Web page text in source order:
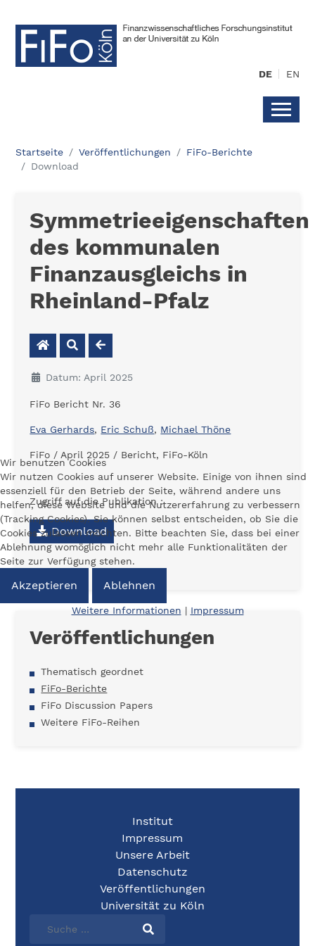
DE EN
Startseite Veröffentlichungen
FiFo-Berichte
Download
Symmetrieeigenschaften
des kommunalen
Finanzausgleichs in
Rheinland-Pfalz
Datum: April 2025
FiFo Bericht Nr. 36
Eva Gerhards, Eric Schuß, Michael Thöne
FiFo / April 2025 / Bericht, FiFo-Köln
Zugriff auf die Publikation :
Download
Veröffentlichungen
Thematisch geordnet
FiFo-Berichte
FiFo Discussion Papers
Weitere FiFo-Reihen
Institut
Impressum
Unsere Arbeit
Datenschutz
Veröffentlichungen
Universität zu Köln
Wir benutzen Cookies
Wir nutzen Cookies auf unserer Website. Einige von ihnen sind
essenziell für den Betrieb der Seite, während andere uns
helfen, diese Website und die Nutzererfahrung zu verbessern
(Tracking Cookies). Sie können selbst entscheiden, ob Sie die
Cookies zulassen möchten. Bitte beachten Sie, dass bei einer
Ablehnung womöglich nicht mehr alle Funktionalitäten der
Seite zur Verfügung stehen.
Akzeptieren Ablehnen
Weitere Informationen | Impressum